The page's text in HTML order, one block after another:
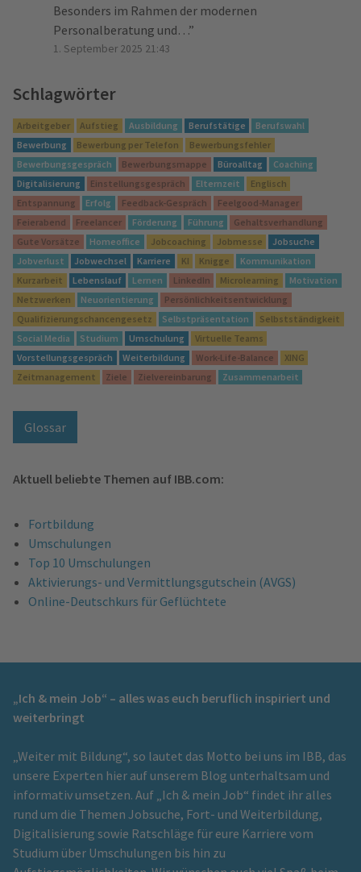
Besonders im Rahmen der modernen
Personalberatung und… ”
1. September 2025 21:43
Schlagwörter
Arbeitgeber Aufstieg Ausbildung Berufstätige
Berufswahl
Bewerbung
Bewerbung per Telefon
Bewerbungsfehler
Bewerbungsgespräch
Bewerbungsmappe Büroalltag
Coaching
Digitalisierung
Einstellungsgespräch Elternzeit
Englisch
Entspannung
Erfolg Feedback-Gespräch
Feelgood-Manager
Feierabend
Freelancer Förderung Führung
Gehaltsverhandlung
Gute Vorsätze
Homeoffice Jobcoaching Jobmesse
Jobsuche
Jobverlust
Jobwechsel Karriere KI Knigge
Kommunikation
Kurzarbeit
Lebenslauf Lernen LinkedIn Microlearning
Motivation
Netzwerken
Neuorientierung
Persönlichkeitsentwicklung
Qualifizierungschancengesetz
Selbstpräsentation
Selbstständigkeit
Social Media
Studium Umschulung
Virtuelle Teams
Vorstellungsgespräch
Weiterbildung Work-Life-Balance
XING
Zeitmanagement
Ziele Zielvereinbarung Zusammenarbeit
Glossar
Aktuell beliebte Themen auf IBB.com:
Fortbildung
Umschulungen
Top 10 Umschulungen
Aktivierungs- und Vermittlungsgutschein (AVGS)
Online-Deutschkurs für Geflüchtete
„Ich & mein Job“ – alles was euch beruflich inspiriert und
weiterbringt
„Weiter mit Bildung“, so lautet das Motto bei uns im IBB, das
unsere Experten hier auf unserem Blog unterhaltsam und
informativ umsetzen. Auf „Ich & mein Job“ findet ihr alles
rund um die Themen Jobsuche, Fort- und Weiterbildung,
Digitalisierung sowie Ratschläge für eure Karriere vom
Studium über Umschulungen bis hin zu